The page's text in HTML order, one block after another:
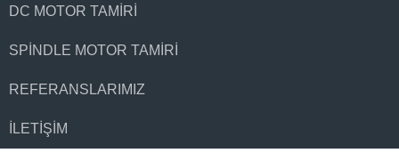
DC MOTOR TAMIRI
SPINDLE MOTOR TAMIRI
REFERANSLARIMIZ
İLETIŞIM